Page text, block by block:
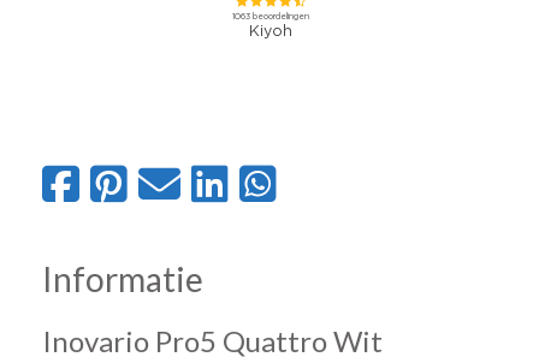
Informatie
Inovario Pro5 Quattro Wit